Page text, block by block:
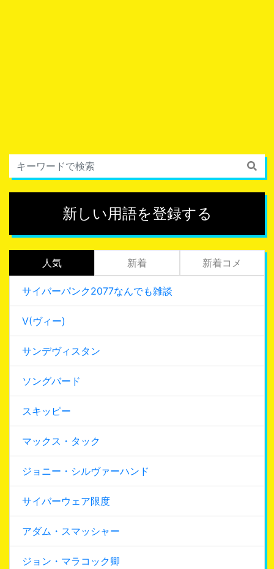
新しい用語を登録する
人気 新着 新着コメ
サイバーパンク2077なんでも雑談
V(ヴィー)
サンデヴィスタン
ソングバード
スキッピー
マックス・タック
ジョニー・シルヴァーハンド
サイバーウェア限度
アダム・スマッシャー
ジョン・マラコック卿